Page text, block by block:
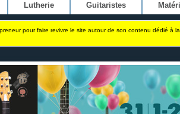
Lutherie Guitaristes
pour faire revivre le site autour de son contenu dédié à